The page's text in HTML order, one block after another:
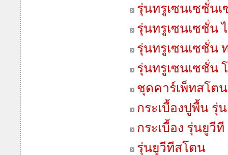
รุ่นทรูเซนเซชั่นเ
รุ่นทรูเซนเซชั่น ไ
รุ่นทรูเซนเซชั่น ท
รุ่นทรูเซนเซชั่น โ
ชุดคาร์เพ็ทสโตน
กระเบื้องปูพื้น รุ่
กระเบื้อง รุ่นยูวีที
รุ่นยูวีทีสโตน